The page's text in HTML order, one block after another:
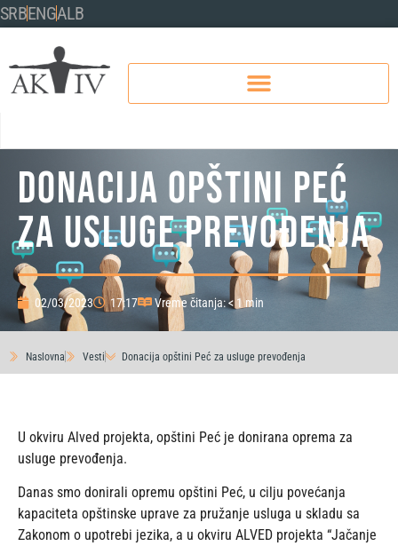
SRBENGALB
Donacija opštini Peć
za usluge prevođenja
02/03/2023 17:17 Vreme čitanja: < 1 min
Naslovna Vesti Donacija opštini Peć za usluge prevođenja
U okviru Alved projekta, opštini Peć je donirana oprema za
usluge prevođenja.
Danas smo donirali opremu opštini Peć, u cilju povećanja
kapaciteta opštinske uprave za pružanje usluga u skladu sa
Zakonom o upotrebi jezika, a u okviru ALVED projekta “Jačanje